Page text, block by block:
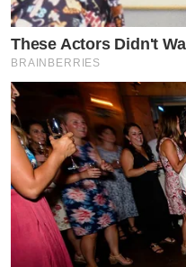
These Actors Didn't
BRAINBERRIES